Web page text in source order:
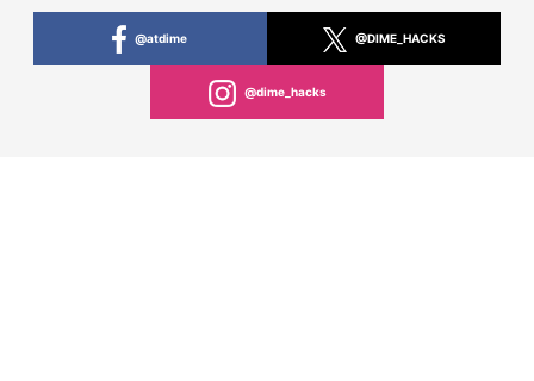
@atdime @DIME_HACKS
@dime_hacks